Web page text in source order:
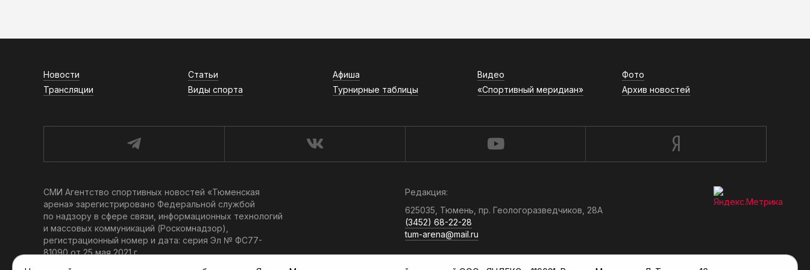
Новости Статьи Афиша Видео
Фото
Трансляции
Виды спорта Турнирные таблицы «Спортивный меридиан» Архив новостей
СМИ Агентство спортивных новостей «Тюменская
арена» зарегистрировано Федеральной службой
по надзору в сфере связи, информационных технологий
и массовых коммуникаций (Роскомнадзор),
регистрационный номер и дата: серия Эл № ФС77-
81090 от 25 мая 2021 г.
Редакция:
625035, Тюмень, пр. Геологоразведчиков, 28А
(3452) 68-22-28
tum-arena@mail.ru
Отдел продаж: